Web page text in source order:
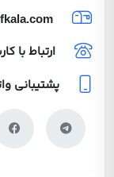
ارتباط با
پشتیبانی